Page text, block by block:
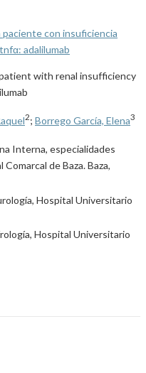
con insuficiencia
adalilumab
with renal insufficiency
2; Borrego García, Elena3
Interna, especialidades
de Baza. Baza,
Hospital Universitario
Hospital Universitario